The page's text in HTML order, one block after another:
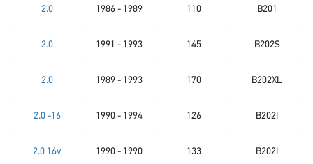
2.0 1986 - 1989 110 B201
2.0 1991 - 1993 145 B202S
2.0 1989 - 1993 170 B202XL
2.0 -16 1990 - 1994 126 B202I
2.0 16v 1990 - 1990 133 B202I